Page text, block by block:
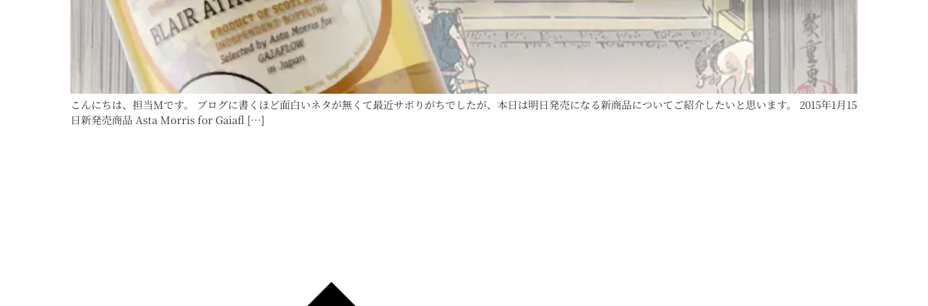
こんにちは、担当Mです。 ブログに書くほど面白いネタが無くて最近サボりがちでしたが、本日は明日発売になる新商品についてご紹介したいと思います。 2015年1月15
日新発売商品 Asta Morris for Gaiafl […]